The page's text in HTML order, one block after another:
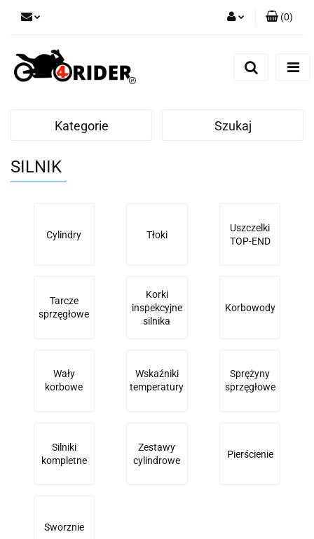
(0)
Kategorie Szukaj
SILNIK
Cylindry Tłoki
Uszczelki
TOP-END
Tarcze
sprzęgłowe
Korki
inspekcyjne
silnika
Korbowody
Wały
korbowe
Wskaźniki
temperatury
Sprężyny
sprzęgłowe
Silniki
kompletne
Zestawy
cylindrowe
Pierścienie
Sworznie